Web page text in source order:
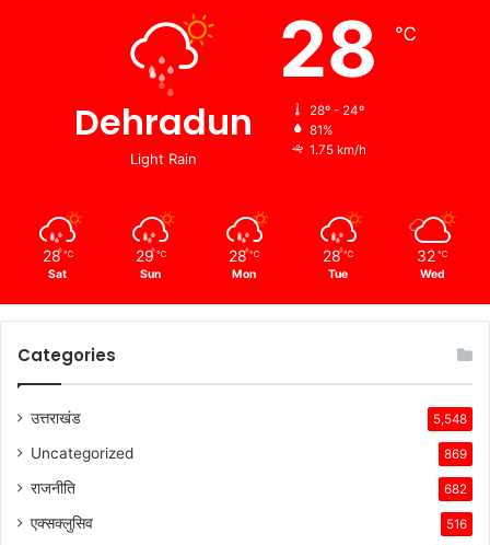
Dehradun
Light Rain
28 ℃
28º - 24º
81%
1.75 km/h
28 ℃
Sat
29 ℃
Sun
28 ℃
Mon
28 ℃
Tue
32 ℃
Wed
Categories
उत्तराखंड 5,548
Uncategorized 869
राजनीति 682
एक्सक्लुसिव 516